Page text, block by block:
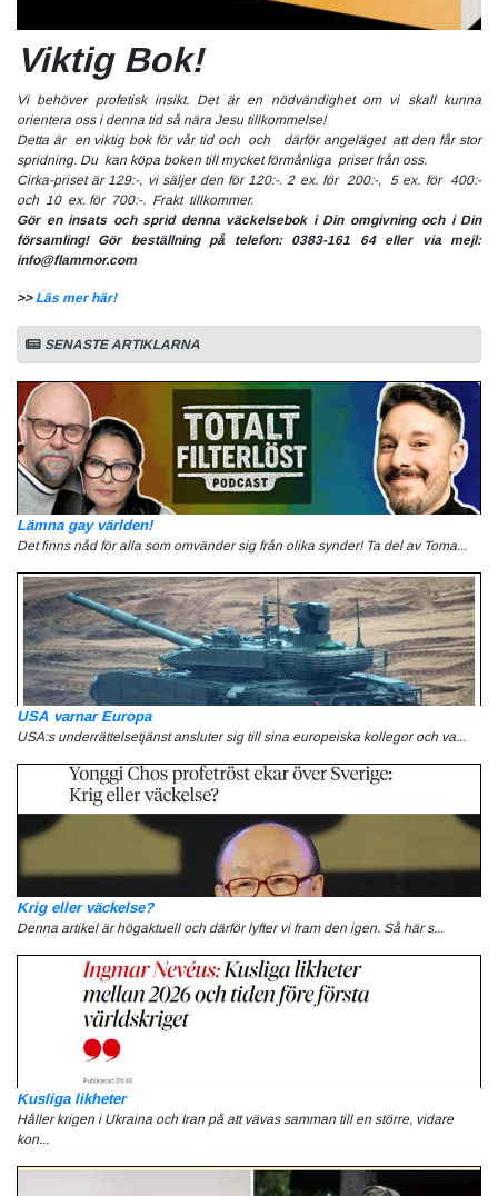
Viktig Bok!
Vi behöver profetisk insikt. Det är en nödvändighet om vi skall kunna
orientera oss i denna tid så nära Jesu tillkommelse!
Detta är en viktig bok för vår tid och och därför angeläget att den får stor
spridning. Du kan köpa boken till mycket förmånliga priser från oss.
Cirka-priset är 129:-, vi säljer den för 120:-. 2 ex. för 200:-, 5 ex. för 400:-
och 10 ex. för 700:-. Frakt tillkommer.
Gör en insats och sprid denna väckelsebok i Din omgivning och i Din
församling! Gör beställning på telefon: 0383-161 64 eller via mejl:
info@flammor.com
>> Läs mer här!
SENASTE ARTIKLARNA
Lämna gay världen!
Det finns nåd för alla som omvänder sig från olika synder! Ta del av Toma...
USA varnar Europa
USA:s underrättelsetjänst ansluter sig till sina europeiska kollegor och va...
Krig eller väckelse?
Denna artikel är högaktuell och därför lyfter vi fram den igen. Så här s...
Kusliga likheter
Håller krigen i Ukraina och Iran på att vävas samman till en större, vidare
kon...